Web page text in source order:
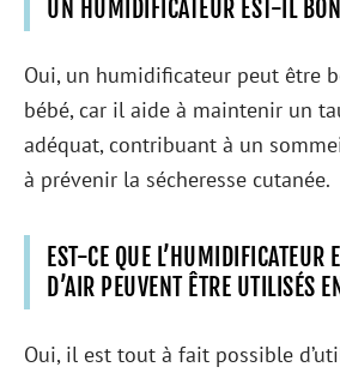
UN HUMIDIFICATEUR EST-IL
Oui, un humidificateur peut être
bébé, car il aide à maintenir un
adéquat, contribuant à un
à prévenir la sécheresse cutanée.
EST-CE QUE L’HUMIDIFICATEUR
D’AIR PEUVENT ÊTRE UTILISÉS
Oui, il est tout à fait possible